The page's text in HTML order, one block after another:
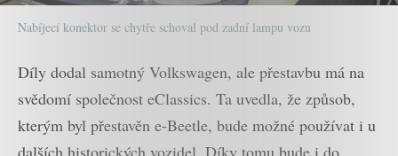
Nabíjecí konektor se chytře schoval pod zadní lampu vozu
Díly dodal samotný Volkswagen, ale přestavbu má na
svědomí společnost eClassics. Ta uvedla, že způsob,
kterým byl přestavěn e-Beetle, bude možné používat i u
dalších historických vozidel. Díky tomu bude i do